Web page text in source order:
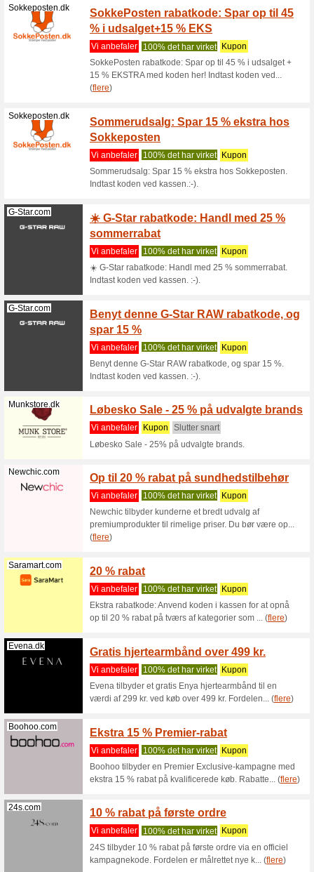
alt
Vi
koden
Footstore.dk
Vi
allerede
Asics.com
Få 20
Vi
Asics.com
Asics
Vi
Koden
så giv os